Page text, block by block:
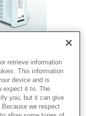
retrieve information
This information
device and is
expect it to. The
you, but it can give
Because we respect